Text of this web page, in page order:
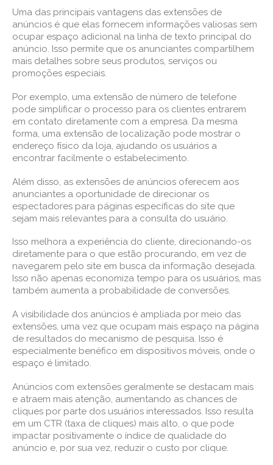
Uma das principais vantagens das extensões de
anúncios é que elas fornecem informações valiosas sem
ocupar espaço adicional na linha de texto principal do
anúncio. Isso permite que os anunciantes compartilhem
mais detalhes sobre seus produtos, serviços ou
promoções especiais.
Por exemplo, uma extensão de número de telefone
pode simplificar o processo para os clientes entrarem
em contato diretamente com a empresa. Da mesma
forma, uma extensão de localização pode mostrar o
endereço físico da loja, ajudando os usuários a
encontrar facilmente o estabelecimento.
Além disso, as extensões de anúncios oferecem aos
anunciantes a oportunidade de direcionar os
espectadores para páginas específicas do site que
sejam mais relevantes para a consulta do usuário.
Isso melhora a experiência do cliente, direcionando-os
diretamente para o que estão procurando, em vez de
navegarem pelo site em busca da informação desejada.
Isso não apenas economiza tempo para os usuários, mas
também aumenta a probabilidade de conversões.
A visibilidade dos anúncios é ampliada por meio das
extensões, uma vez que ocupam mais espaço na página
de resultados do mecanismo de pesquisa. Isso é
especialmente benéfico em dispositivos móveis, onde o
espaço é limitado.
Anúncios com extensões geralmente se destacam mais
e atraem mais atenção, aumentando as chances de
cliques por parte dos usuários interessados. Isso resulta
em um CTR (taxa de cliques) mais alto, o que pode
impactar positivamente o índice de qualidade do
anúncio e, por sua vez, reduzir o custo por clique.